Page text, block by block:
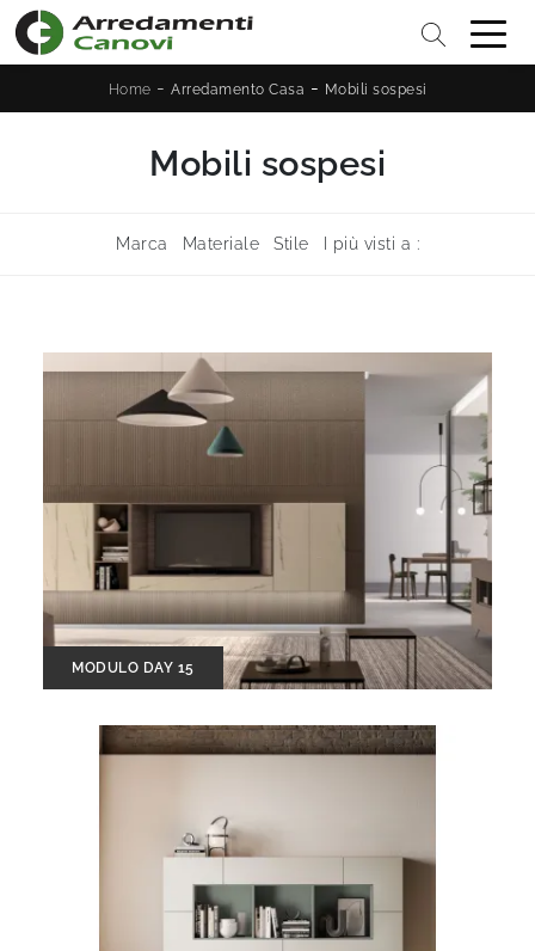
Home - Arredamento Casa - Mobili sospesi
Mobili sospesi
Marca Materiale Stile I più visti a :
MODULO DAY 15